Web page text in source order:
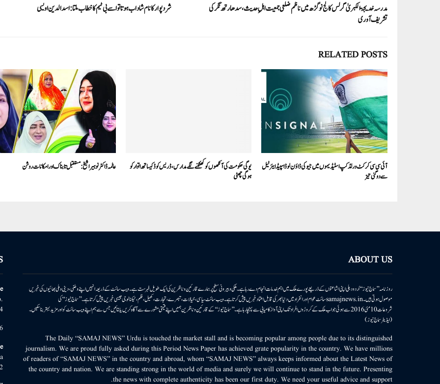
مدرسہ خدیجۃ الکبریٰ گرلس کالج نوگڑھ میں ناظم ضلعی جمعیت اہلِ حدیث، سدھارتھ نگر کی
تشریف آوری
شرد پوار کا نام شاداب ہوتا تو اسے بی ٹیم کا خطاب ملتا :اسد الدین اویسی
RELATED POSTS
آئی سی سی کرکٹ ورلڈ کپ اسٹیڈیموں میں جیو کی ڈاؤن لوڈ اسپیڈ ایئرٹیل
سے دوگنی تیز
یوگی حکومت کی آنکھوں کو کھٹکنے لگے مدارس، ڈریس کوڈ کیساتھ اتوار کو
ہوگی چھٹی
عالمہ ڈاکٹر نوہیرا شیخ:مستقبل تابناک اور امکانات روشن
ABOUT US
روزنامہ ’’سماج نیوز‘‘ اُردو دہلی اپنی اشاعتوں کے ذریعے پورے ملک میں اہم خدمات انجام دے رہا ہے۔ ملکی وبیرونی سطح پر ہمارے قارئین وناظرین کی ایک طویل فہرست ہے۔ ویب سائٹ کے ذریعہ انہیں اپنے وطنی، دینی وملی بھائیوں کی خبریں
موصول ہوتی ہیں۔samajnews.inسائٹ عوام اور انفراد میں دنیا بھر کی قابل اعتماد خبریں پیش کرتا ہے۔ ویب سائٹ سیاسی، خیالات، تبصرے، تجارت، کھیل، فلم، ٹیکنالوجی جیسی خبریں پیش کرتا ہے۔ ’’سماج نیوز‘‘ کی
شروعات 10مئی 2016 سے ہوئی جو اب ملک کے کروڑوں افراد تک اپنی آواز کامیابی سے پہنچا رہا ہے۔ ’’سماج نیوز‘‘ کے قارئین وناظرین ہمیں اپنے قیمتی مشورے سے آگاہ کریں یا بتائیں جس سے ہم اپنے ویب سائٹ کو اور مزید بہتر بناسکیں۔
(ایڈیٹر سماج نیوز)
The Daily “SAMAJ NEWS” Urdu is touched the market stall and is becoming popular among people due to its distinguished
journalism. We are proud fully asked during this Period News Paper has achieved grate popularity in the country. We have millions
of readers of “SAMAJ NEWS” in the country and abroad, whom “SAMAJ NEWS” always keeps informed about the Latest News of
the country and nation. We are standing strong in the world of media and surely we will continue to stand in the future. Presenting
the news with complete authenticity has been our first duty. We need your useful advice and support.